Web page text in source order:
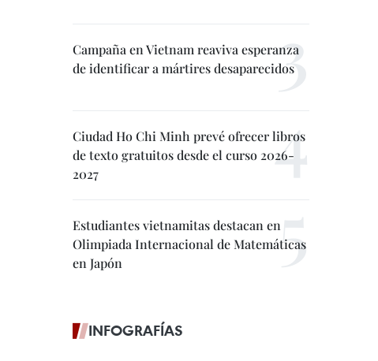
Campaña en Vietnam reaviva esperanza
de identificar a mártires desaparecidos
Ciudad Ho Chi Minh prevé ofrecer libros
de texto gratuitos desde el curso 2026-
2027
Estudiantes vietnamitas destacan en
Olimpiada Internacional de Matemáticas
en Japón
INFOGRAFÍAS